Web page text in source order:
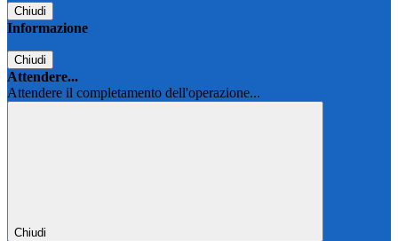
Chiudi
Informazione
Chiudi
Attendere...
Attendere il completamento dell'operazione...
Chiudi